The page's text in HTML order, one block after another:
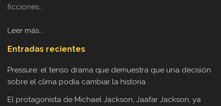
ficciones...
Leer más...
Entradas recientes
Pressure: el tenso drama que demuestra que una decisión
sobre el clima podía cambiar la historia
El protagonista de Michael Jackson, Jaafar Jackson, ya